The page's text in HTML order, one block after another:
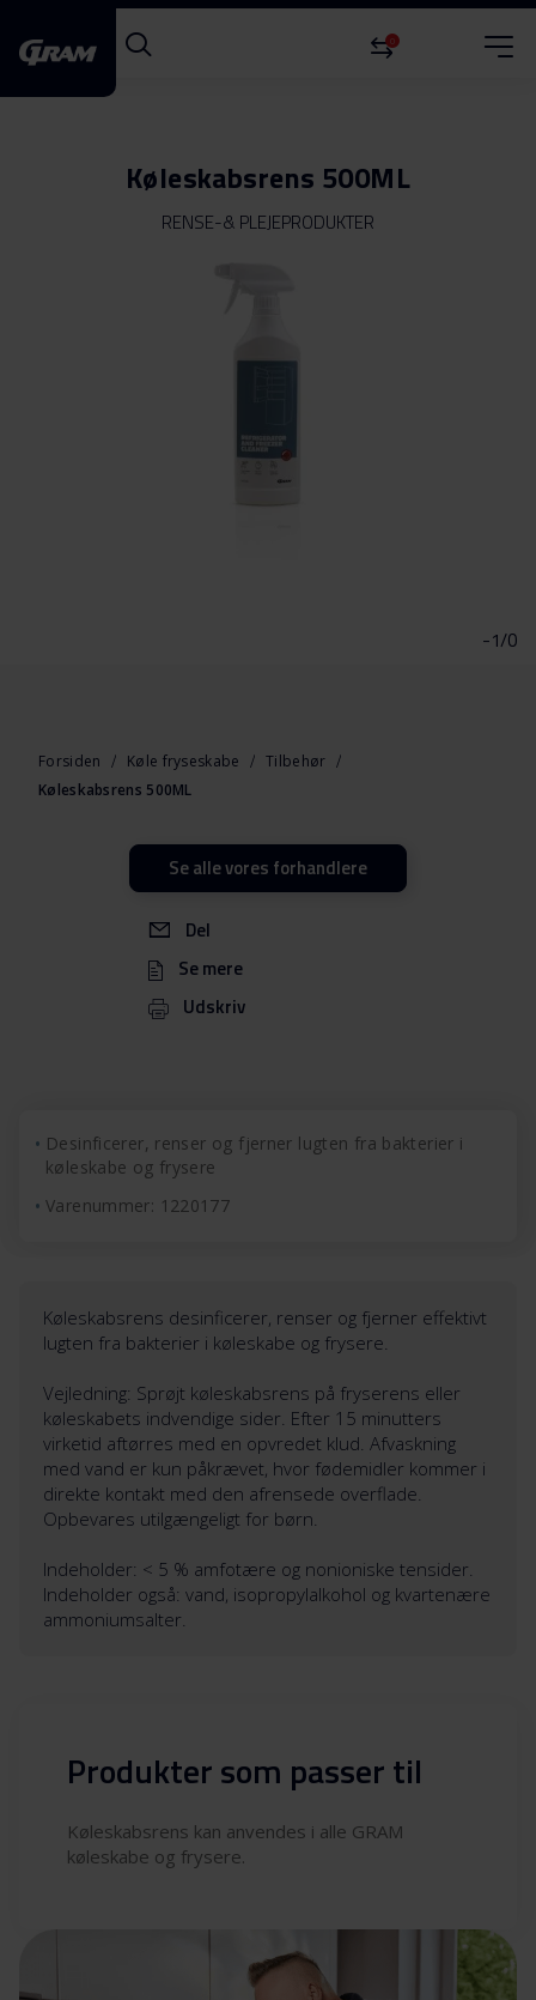
0
Køleskabsrens 500ML
RENSE-& PLEJEPRODUKTER
-1/0
Forsiden Køle fryseskabe
Tilbehør
Køleskabsrens 500ML
Del
Se mere
Udskriv
Se alle vores forhandlere
Desinficerer, renser og fjerner lugten fra bakterier i
køleskabe og frysere
Varenummer: 1220177
Køleskabsrens desinficerer, renser og fjerner effektivt
lugten fra bakterier i køleskabe og frysere.
Vejledning: Sprøjt køleskabsrens på fryserens eller
køleskabets indvendige sider. Efter 15 minutters
virketid aftørres med en opvredet klud. Afvaskning
med vand er kun påkrævet, hvor fødemidler kommer i
direkte kontakt med den afrensede overflade.
Opbevares utilgængeligt for børn.
Indeholder: < 5 % amfotære og nonioniske tensider.
Indeholder også: vand, isopropylalkohol og kvartenære
ammoniumsalter.
Produkter som passer til
Køleskabsrens kan anvendes i alle GRAM
køleskabe og frysere.